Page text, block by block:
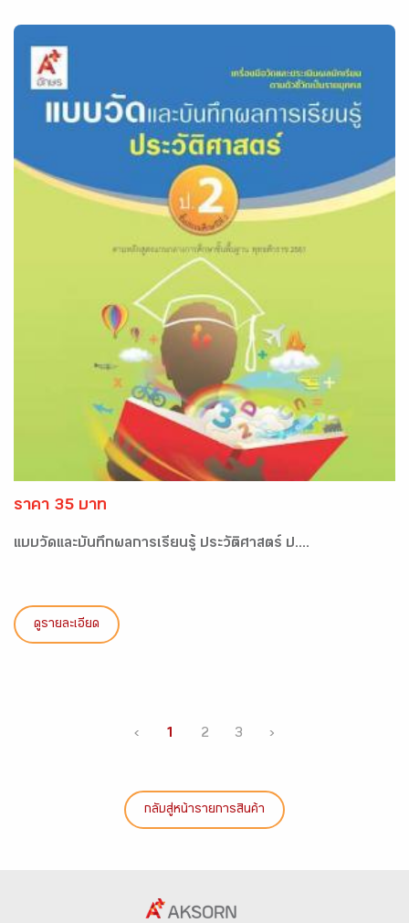
ราคา 35 บาท
แบบวัดและบันทึกผลการเรียนรู้ ประวัติศาสตร์ ป....
ดูรายละเอียด
‹ 1 2 3 ›
กลับสู่หน้ารายการสินค้า